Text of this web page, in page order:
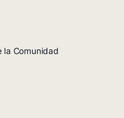
la Comunidad